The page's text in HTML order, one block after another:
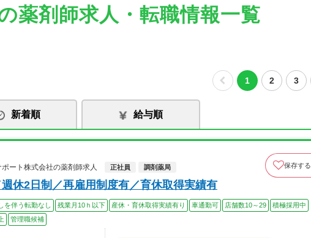
薬剤師求人・転職情報一覧
1 2 3
新着順 給与順
ート株式会社の薬剤師求人
正社員 調剤薬局 保存する
休2日制／再雇用制度有／育休取得実績有
を伴う転勤なし 残業月10ｈ以下 産休・育休取得実績有り 車通勤可 店舗数10～29
積極採用中
管理職候補